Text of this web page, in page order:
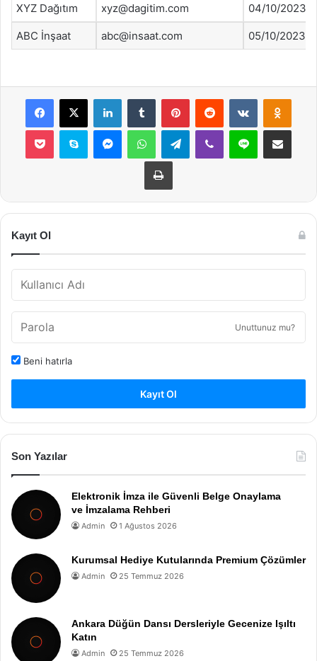
XYZ Dağıtım xyz@dagitim.com 04/10/2023
ABC İnşaat abc@insaat.com 05/10/2023
Facebook
X LinkedInTumblr PinterestReddit VKontakte
Pocket Skype MessengerWhatsAppTelegramViber Line E-Posta ile
Yazdır
Kayıt Ol
Unuttunuz mu?
Beni hatırla
Kayıt Ol
Son Yazılar
Elektronik İmza ile Güvenli Belge Onaylama
ve İmzalama Rehberi
Admin 1 Ağustos 2026
Kurumsal Hediye Kutularında Premium Çözümler
Admin 25 Temmuz 2026
Ankara Düğün Dansı Dersleriyle Gecenize Işıltı
Katın
Admin 25 Temmuz 2026